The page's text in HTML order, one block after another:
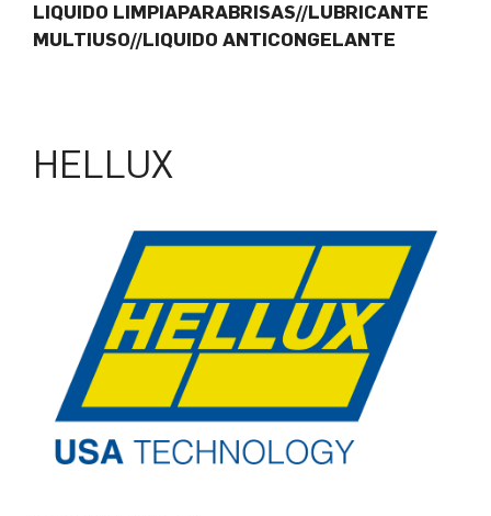
LIQUIDO LIMPIAPARABRISAS//LUBRICANTE
MULTIUSO//LIQUIDO ANTICONGELANTE
HELLUX